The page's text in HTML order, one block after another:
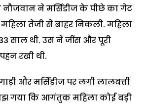
ने मर्सिडीज के पीछे का गेट
तेजी से बाहर निकली. महिला
साल थी. उस ने जींस और पूरी
रखी थी.
और मर्सिडीज पर लगी लालबत्ती
गया कि आगंतुक महिला कोई बड़ी